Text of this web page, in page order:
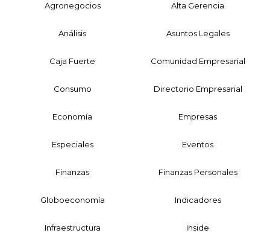
Agronegocios Alta Gerencia
Análisis Asuntos Legales
Caja Fuerte Comunidad Empresarial
Consumo Directorio Empresarial
Economía Empresas
Especiales Eventos
Finanzas Finanzas Personales
Globoeconomía Indicadores
Infraestructura Inside